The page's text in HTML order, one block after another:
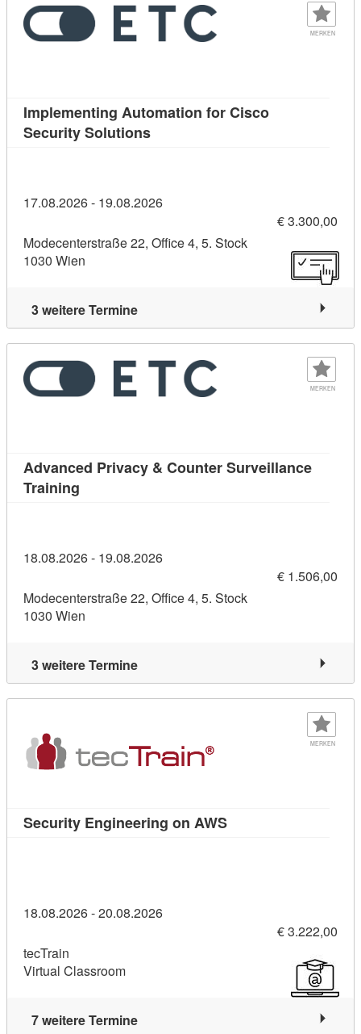
MERKEN
Implementing Automation for Cisco
Security SolutionsKursdetail: Implementing
17.08.2026 - 19.08.2026
€ 3.300,00
Modecenterstraße 22, Office 4, 5. Stock
1030 Wien
3 weitere Termine
MERKEN
Advanced Privacy & Counter Surveillance
Training
18.08.2026 - 19.08.2026
€ 1.506,00
Modecenterstraße 22, Office 4, 5. Stock
1030 Wien
3 weitere Termine
MERKEN
Security Engineering on AWSKursdetail: Security
18.08.2026 - 20.08.2026
€ 3.222,00
tecTrain
Virtual Classroom
7 weitere Termine